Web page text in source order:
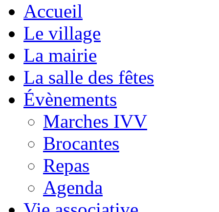
Accueil
Le village
La mairie
La salle des fêtes
Évènements
Marches IVV
Brocantes
Repas
Agenda